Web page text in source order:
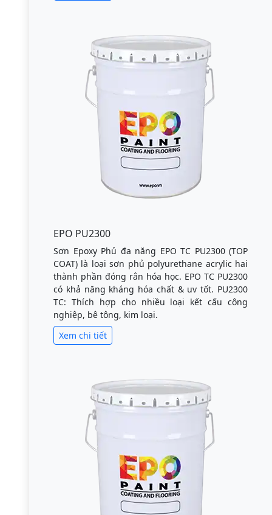
EPO PU2300
Sơn Epoxy Phủ đa năng EPO TC PU2300 (TOP
COAT) là loại sơn phủ polyurethane acrylic hai
thành phần đóng rắn hóa học. EPO TC PU2300
có khả năng kháng hóa chất & uv tốt. PU2300
TC: Thích hợp cho nhiều loại kết cấu công
nghiệp, bê tông, kim loại.
Xem chi tiết